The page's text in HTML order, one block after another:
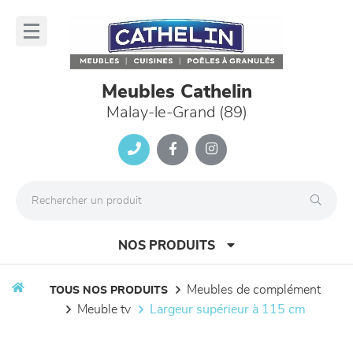
Meubles Cathelin
Malay-le-Grand (89)
NOS PRODUITS
TOUS NOS PRODUITS
meubles de complément
meuble tv
largeur supérieur à 115 cm